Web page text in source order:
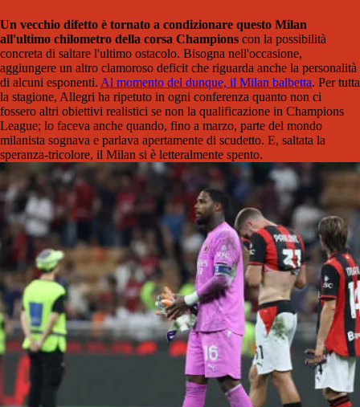
Un vecchio difetto è tornato a condizionare questo Milan
all'ultimo chilometro della corsa Champions con la possibilità
concreta di saltare l'ultimo ostacolo. Bisogna nell'occasione,
aggiungere un altro clamoroso deficit che riguarda anche la personalità
di alcuni esponenti. Al momento del dunque, il Milan balbetta. Per tutta
la stagione, Allegri ha ripetuto in ogni conferenza quanto non ci
fossero altri obiettivi realistici se non la qualificazione in Champions
League; lo faceva anche quando, fino a marzo, parte del mondo
milanista sognava e parlava apertamente di scudetto. E, saltata la
speranza-tricolore, il Milan si è letteralmente spento.